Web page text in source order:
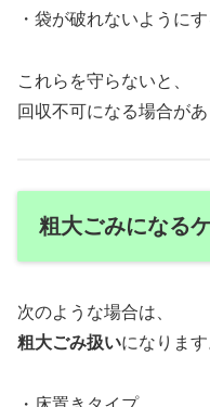
・袋が破れないようにす
これらを守らないと、
回収不可になる場合があ
粗大ごみになる
次のような場合は、
粗大ごみ扱いになります